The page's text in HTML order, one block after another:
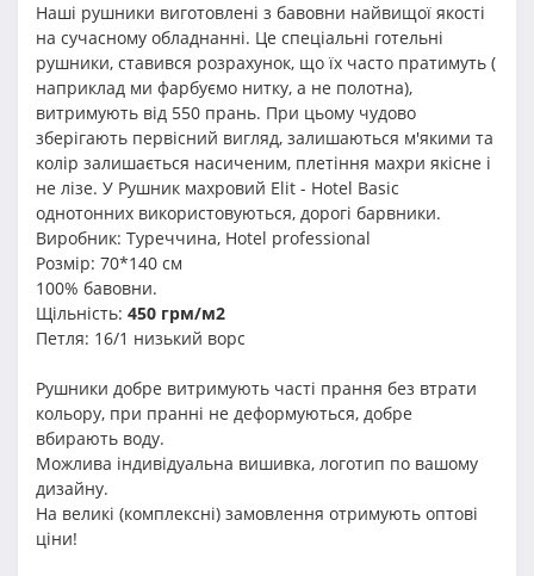
Наші рушники виготовлені з бавовни найвищої якості
на сучасному обладнанні. Це спеціальні готельні
рушники, ставився розрахунок, що їх часто пратимуть (
наприклад ми фарбуємо нитку, а не полотна),
витримують від 550 прань. При цьому чудово
зберігають первісний вигляд, залишаються м'якими та
колір залишається насиченим, плетіння махри якісне і
не лізе. У Рушник махровий Elit - Hotel Basic
однотонних використовуються, дорогі барвники.
Виробник: Туреччина, Hotel professional
Розмір: 70*140 см
100% бавовни.
Щільність: 450 грм/м2
Петля: 16/1 низький ворс
Рушники добре витримують часті прання без втрати
кольору, при пранні не деформуються, добре
вбирають воду.
Можлива індивідуальна вишивка, логотип по вашому
дизайну.
На великі (комплексні) замовлення отримують оптові
ціни!